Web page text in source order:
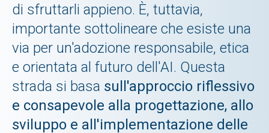
di sfruttarli appieno. È, tuttavia,
importante sottolineare che esiste una
via per un'adozione responsabile, etica
e orientata al futuro dell'AI. Questa
strada si basa sull'approccio riflessivo
e consapevole alla progettazione, allo
sviluppo e all'implementazione delle